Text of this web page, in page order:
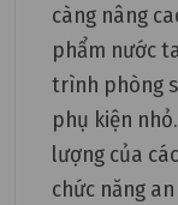
càng nâng
phẩm nước
trình phòng
phụ kiện
lượng của
chức năng